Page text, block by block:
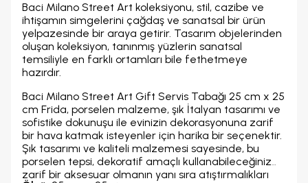
Baci Milano Street Art koleksiyonu, stil, cazibe ve
ihtişamın simgelerini çağdaş ve sanatsal bir ürün
yelpazesinde bir araya getirir. Tasarım objelerinden
oluşan koleksiyon, tanınmış yüzlerin sanatsal
temsiliyle en farklı ortamları bile fethetmeye
hazırdır.
Baci Milano Street Art Gift Servis Tabağı 25 cm x 25
cm Frida, porselen malzeme, şık İtalyan tasarımı ve
sofistike dokunuşu ile evinizin dekorasyonuna zarif
bir hava katmak isteyenler için harika bir seçenektir.
Şık tasarımı ve kaliteli malzemesi sayesinde, bu
porselen tepsi, dekoratif amaçlı kullanabileceğiniz
zarif bir aksesuar olmanın yanı sıra atıştırmalıkları